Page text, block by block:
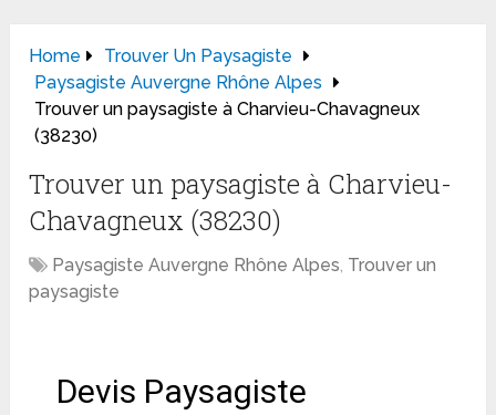
Home
Trouver Un Paysagiste
Paysagiste Auvergne Rhône Alpes
Trouver un paysagiste à Charvieu-Chavagneux
(38230)
Trouver un paysagiste à Charvieu-
Chavagneux (38230)
Paysagiste Auvergne Rhône Alpes, Trouver un
paysagiste
Devis Paysagiste